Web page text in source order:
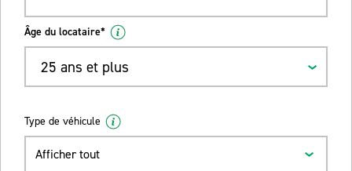
Âge du locataire*
25 ans et plus
Type de véhicule
Afficher tout